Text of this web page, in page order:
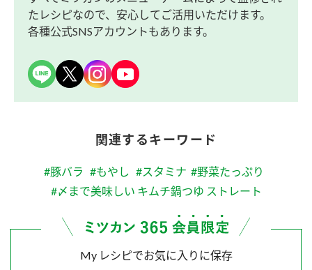
たレシピなので、安心してご活用いただけます。
各種公式SNSアカウントもあります。
関連するキーワード
#豚バラ #もやし #スタミナ #野菜たっぷり
#〆まで美味しい キムチ鍋つゆ ストレート
My レシピでお気に入りに保存